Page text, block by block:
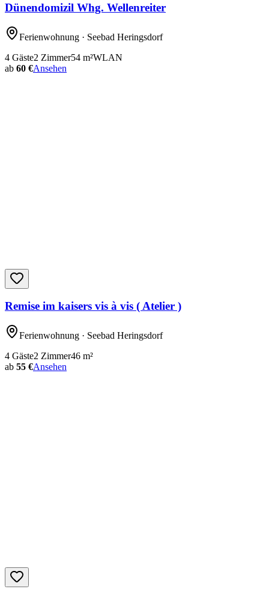
Dünendomizil Whg. Wellenreiter
Ferienwohnung · Seebad Heringsdorf
4 Gäste2 Zimmer54 m²WLAN
ab 60 €Ansehen
Remise im kaisers vis à vis ( Atelier )
Ferienwohnung · Seebad Heringsdorf
4 Gäste2 Zimmer46 m²
ab 55 €Ansehen